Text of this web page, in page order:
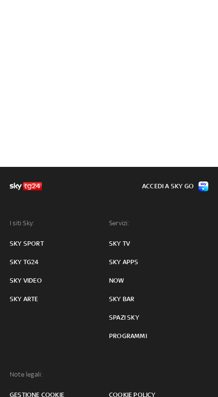
I siti Sky:
SKY SPORT
SKY TG24
SKY VIDEO
SKY ARTE
Servizi:
SKY TV
SKY APPS
NOW
SKY BAR
SPAZI SKY
PROGRAMMI
Note legali:
GESTIONE COOKIE COOKIE POLICY
ACCEDI A SKY GO